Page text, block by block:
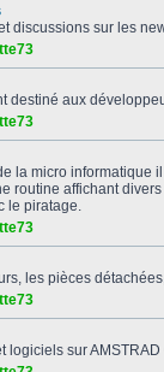
discussions sur les
destiné aux
la micro informatique
routine affichant
le piratage.
les pièces
logiciels sur